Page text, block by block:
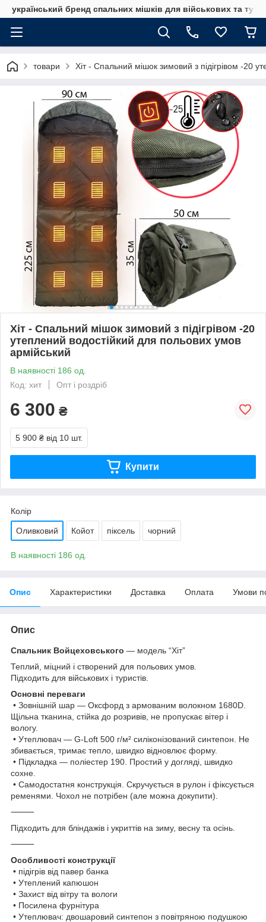
український бренд спальних мішків для військових та
товари Хіт - Спальний мішок зимовий з підігрівом -20
Хіт - Спальний мішок зимовий з підігрівом -20
утеплений водостійкий для польових умов
армійський
В наявності 186 од.
Код: хит
Опт і роздріб
6 300 ₴
5 900 ₴ від 10 шт.
Купити
Колір
Оливковий Койот піксель чорний
В наявності 186 од.
Опис Характеристики Доставка Оплата Умови
Опис
Спальник Войцеховського — модель “Хіт”
Теплий, міцний і створений для польових умов.
Підходить для військових і туристів.
Основні переваги
• Зовнішній шар — Оксфорд з армованим волокном 1680D.
Щільна тканина, стійка до розривів, не пропускає вітер і
вологу.
• Утеплювач — G-Loft 500 г/м² силіконізований синтепон. Не
збивається, тримає тепло, швидко відновлює форму.
• Підкладка — поліестер 190. Простий у догляді, швидко
сохне.
• Самодостатня конструкція. Скручується в рулон і фіксується
ременями. Чохол не потрібен (але можна докупити).
⸻
Підходить для бліндажів і укриттів на зиму, весну та осінь.
⸻
Особливості конструкції
• підігрів від павер банка
• Утеплений капюшон
• Захист від вітру та вологи
• Посилена фурнітура
• Утеплювач: двошаровий синтепон з повітряною подушкою